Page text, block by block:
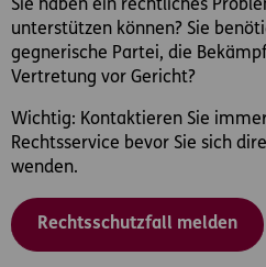
Sie haben ein rechtliches
unterstützen können? Sie
gegnerische Partei, die
Vertretung vor Gericht?
Wichtig: Kontaktieren Sie immer
Rechtsservice bevor Sie sich
wenden.
Rechtsschutzfall melden